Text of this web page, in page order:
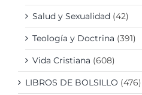
Salud y Sexualidad (42)
Teología y Doctrina (391)
Vida Cristiana (608)
LIBROS DE BOLSILLO (476)